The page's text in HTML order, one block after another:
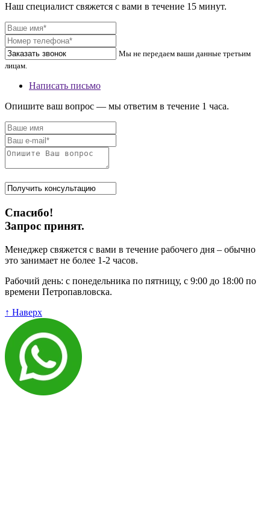
Наш специалист свяжется с вами в течение 15 минут.
Мы не передаем ваши данные третьим
лицам.
Написать письмо
Опишите ваш вопрос — мы ответим в течение 1 часа.
Спасибо!
Запрос принят.
Менеджер свяжется с вами в течение рабочего дня – обычно
это занимает не более 1-2 часов.
Рабочий день: с понедельника по пятницу, с 9:00 до 18:00 по
времени Петропавловска.
↑ Наверх